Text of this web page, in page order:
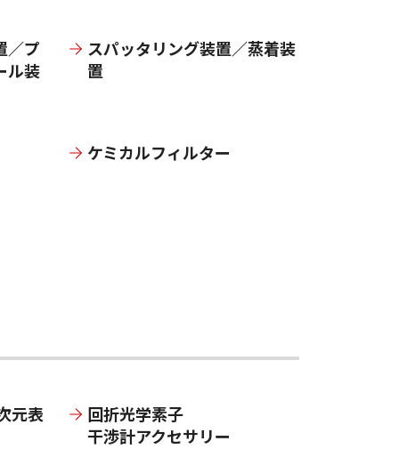
／プ
ル装
スパッタリング装置／蒸着装
置
ケミカルフィルター
元表
回折光学素子
干渉計アクセサリー